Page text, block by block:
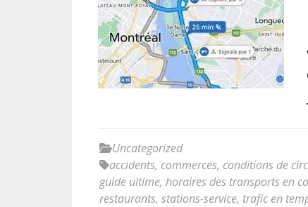
Uncategorized
accidents, commerces, conditions de
guide ultime, horaires des transports en
restaurants, stations-service, trafic en